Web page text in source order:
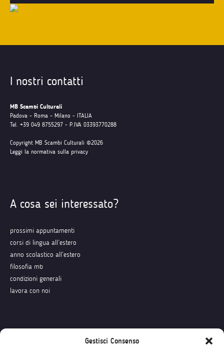
Gestisci Consenso
I nostri contatti
MB Scambi Culturali
Padova - Roma - Milano - ITALIA
Tel. +39 049 8755297 - P.IVA 03393770288
Copyright MB Scambi Culturali ©2026
Leggi la normativa sulla privacy
A cosa sei interessato?
prossimi appuntamenti
corsi di lingua all’estero
anno scolastico all’estero
filosofia mb
condizioni generali
lavora con noi